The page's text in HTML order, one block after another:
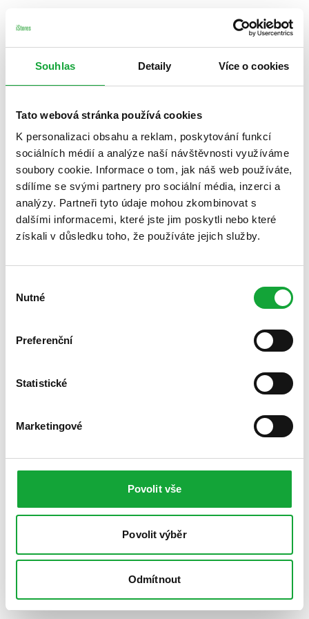
Souhlas Detaily Více o cookies
Tato webová stránka používá cookies
K personalizaci obsahu a reklam, poskytování funkcí
sociálních médií a analýze naší návštěvnosti využíváme
soubory cookie. Informace o tom, jak náš web používáte,
sdílíme se svými partnery pro sociální média, inzerci a
analýzy. Partneři tyto údaje mohou zkombinovat s
dalšími informacemi, které jste jim poskytli nebo které
získali v důsledku toho, že používáte jejich služby.
souhlasu
Nutné
Preferenční
Statistické
Marketingové
Povolit vše
Povolit výběr
Odmítnout